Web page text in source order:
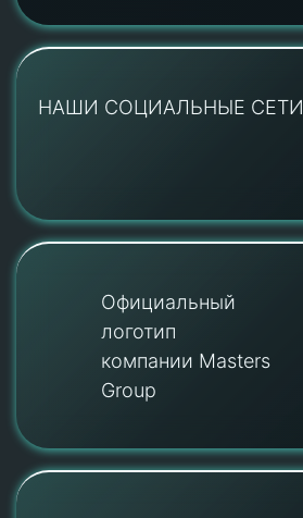
НАШИ СОЦИАЛЬНЫЕ СЕТИ
Официальный
логотип
компании Masters
Group